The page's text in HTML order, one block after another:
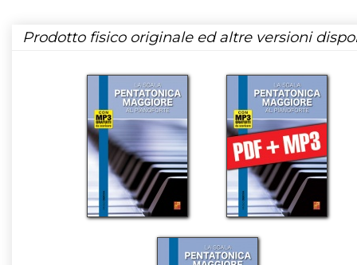
Prodotto fisico originale ed altre versioni